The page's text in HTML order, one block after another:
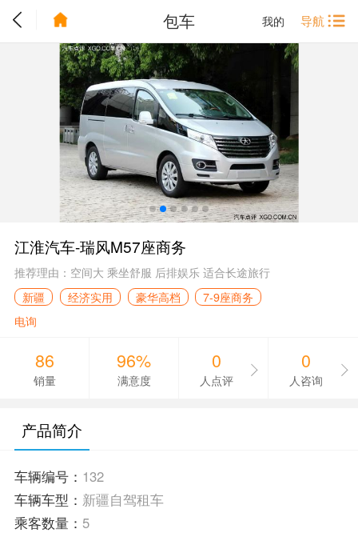
我的 导航
包车
江淮汽车-瑞风M57座商务
推荐理由：空间大 乘坐舒服 后排娱乐 适合长途旅行
新疆
经济实用 豪华高档
7-9座商务
电询
86
销量
96%
满意度
0
人点评
0
人咨询
产品简介
车辆编号： 132
车辆车型： 新疆自驾租车
乘客数量： 5